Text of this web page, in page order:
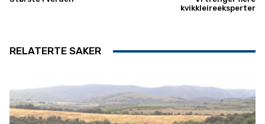
kvikkleireeksperter
RELATERTE SAKER